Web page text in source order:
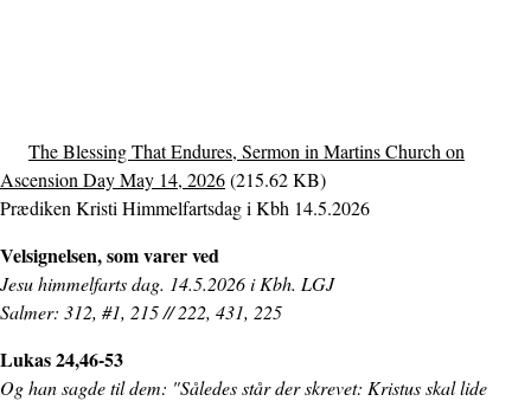
The Blessing That Endures, Sermon in Martins Church on
Ascension Day May 14, 2026(215.62 KB)
Prædiken Kristi Himmelfartsdag i Kbh 14.5.2026
Velsignelsen, som varer ved
Jesu himmelfarts dag. 14.5.2026 i Kbh. LGJ
Salmer: 312, #1, 215 // 222, 431, 225
Lukas 24,46-53
Og han sagde til dem: "Således står der skrevet: Kristus skal lide